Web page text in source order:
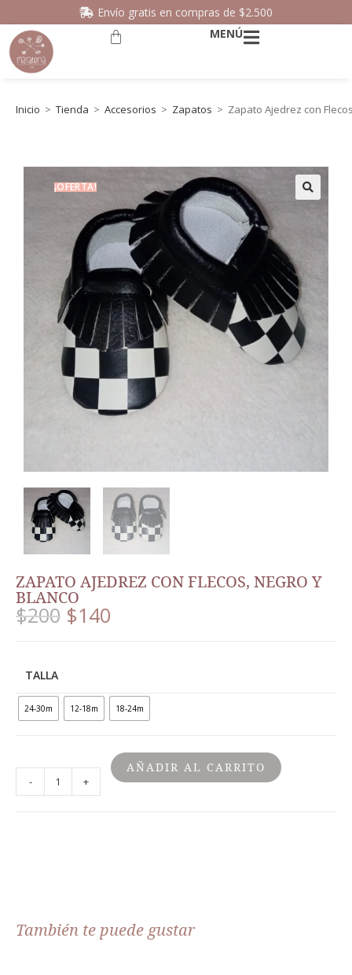
Envío gratis en compras de $2.500
MENÚ
Inicio > Tienda > Accesorios > Zapatos > Zapato Ajedrez con
¡OFERTA!
ZAPATO AJEDREZ CON FLECOS, NEGRO Y
BLANCO
$200 $140
TALLA
24-30m 12-18m 18-24m
- +
AÑADIR AL CARRITO
También te puede gustar